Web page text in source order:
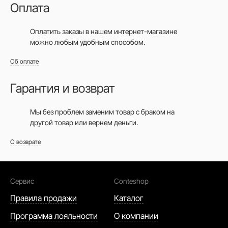
Оплата
Оплатить заказы в нашем интернет-магазине
можно любым удобным способом.
Об оплате
Гарантия и возврат
Мы без проблем заменим товар с браком на
другой товар или вернем деньги.
О возврате
Сервис
Правила продажи
Программа лояльности
Conteshop
Каталог
О компании